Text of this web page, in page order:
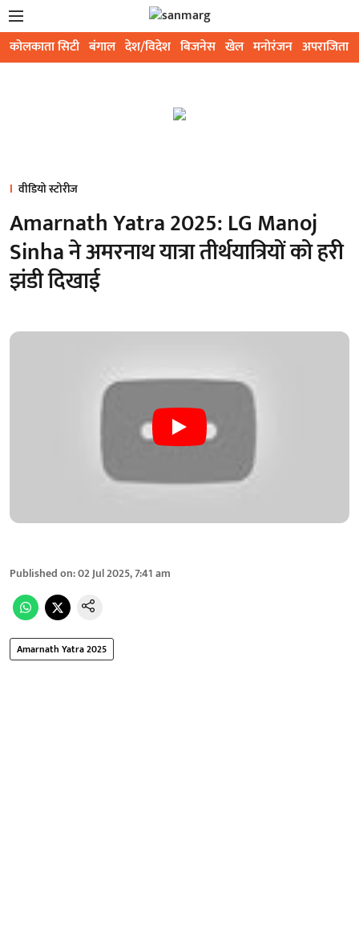
कोलकाता सिटी बंगाल देश/विदेश बिजनेस खेल मनोरंजन अपराजिता
वीडियो स्टोरीज
Amarnath Yatra 2025: LG Manoj
Sinha ने अमरनाथ यात्रा तीर्थयात्रियों को हरी
झंडी दिखाई
Published on:02 Jul 2025, 7:41 am
Amarnath Yatra 2025